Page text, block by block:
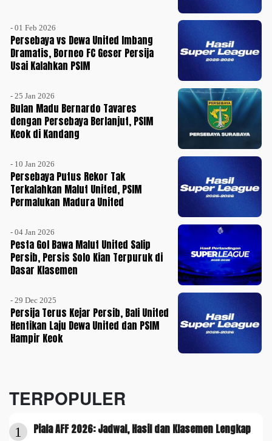
- 01 Feb 2026
Persebaya vs Dewa United Imbang
Dramatis, Borneo FC Geser Persija
Usai Kalahkan PSIM
- 25 Jan 2026
Bulan Madu Bernardo Tavares
dengan Persebaya Berlanjut, PSIM
Keok di Kandang
- 10 Jan 2026
Persebaya Putus Rekor Tak
Terkalahkan Malut United, PSIM
Permalukan Madura United
- 04 Jan 2026
Pesta Gol Bawa Malut United Salip
Persib, Persis Solo Kian Terpuruk di
Dasar Klasemen
- 29 Dec 2025
Persija Terus Kejar Persib, Bali United
Hentikan Laju Dewa United dan PSIM
Hampir Keok
TERPOPULER
1 Piala AFF 2026: Jadwal, Hasil dan Klasemen Lengkap